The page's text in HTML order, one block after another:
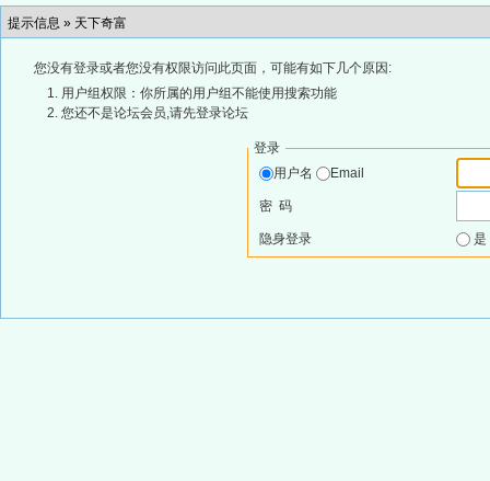
提示信息 » 天下奇富
您没有登录或者您没有权限访问此页面，可能有如下几个原因:
用户组权限：你所属的用户组不能使用搜索功能
您还不是论坛会员,请先登录论坛
登录
用户名
Email
密 码
隐身登录